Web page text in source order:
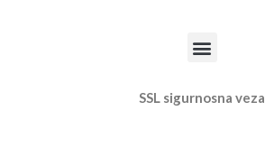
Menu
SSL sigurnosna veza